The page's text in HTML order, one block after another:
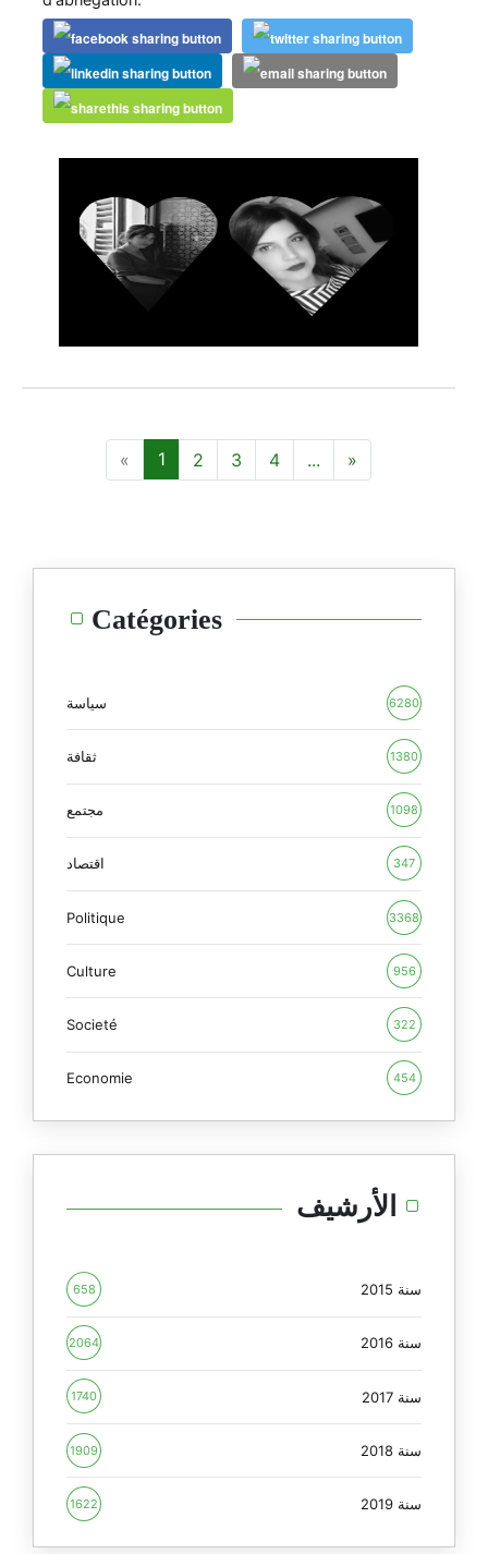
1 2 3 4 ...
Catégories
سياسة 6280
ثقافة 1380
مجتمع 1098
اقتصاد 347
Politique 3368
Culture 956
Societé 322
Economie 454
الأرشيف
سنة 2015 658
سنة 2016 2064
سنة 2017 1740
سنة 2018 1909
سنة 2019 1622